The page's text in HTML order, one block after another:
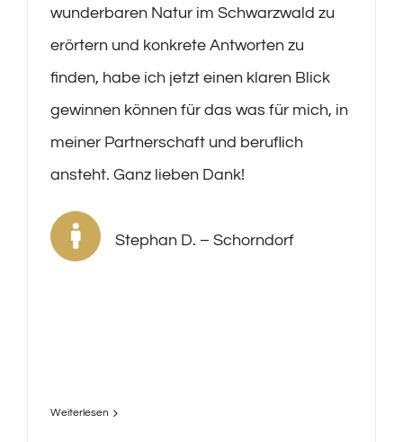
wunderbaren Natur im Schwarzwald zu
erörtern und konkrete Antworten zu
finden, habe ich jetzt einen klaren Blick
gewinnen können für das was für mich, in
meiner Partnerschaft und beruflich
ansteht. Ganz lieben Dank!
Stephan D. – Schorndorf
Weiterlesen